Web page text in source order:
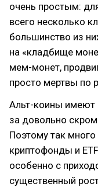
очень простым:
всего несколько
большинство из
на «кладбище
мем-монет,
просто мертвы по
Альт-коины имеют
за довольно
Поэтому так
криптофонды и
особенно с
существенный